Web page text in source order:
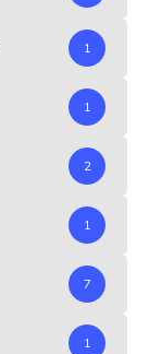
1
1
2
1
7
1